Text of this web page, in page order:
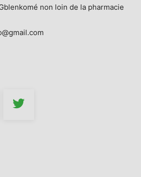
non loin de la pharmacie